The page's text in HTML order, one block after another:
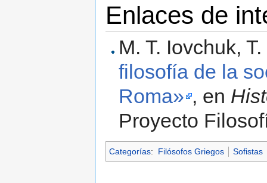
Enlaces de
M. T. Iovchuk,
filosofía de la
Roma» , en
Proyecto
Categorías: Filósofos Griegos Sofistas